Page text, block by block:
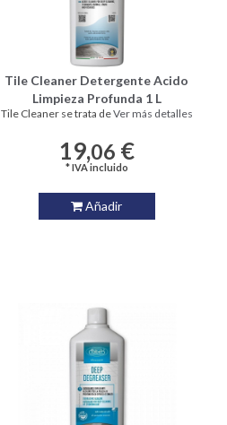
Tile Cleaner Detergente Acido
Limpieza Profunda 1 L
Tile Cleaner se trata deVer más detalles
19,06 €
* IVA incluido
Añadir